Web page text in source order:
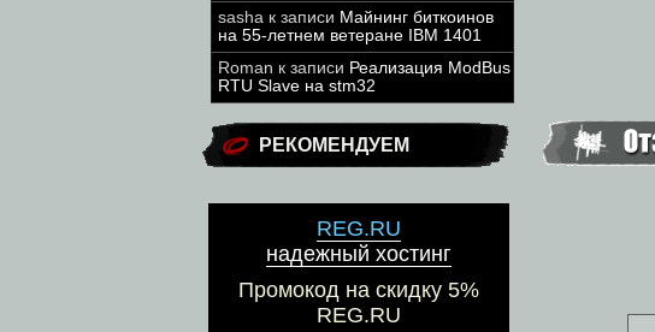
sasha к записи Майнинг биткоинов
на 55-летнем ветеране IBM 1401
Roman к записи Реализация ModBus
RTU Slave на stm32
РЕКОМЕНДУЕМ
REG.RU
надежный хостинг
Промокод на скидку 5%
REG.RU